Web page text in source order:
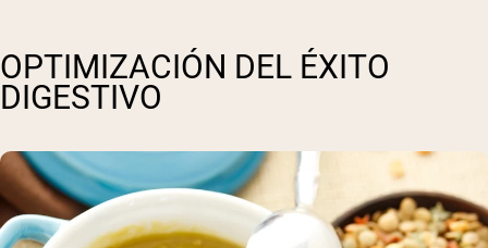
OPTIMIZACIÓN DEL ÉXITO
DIGESTIVO